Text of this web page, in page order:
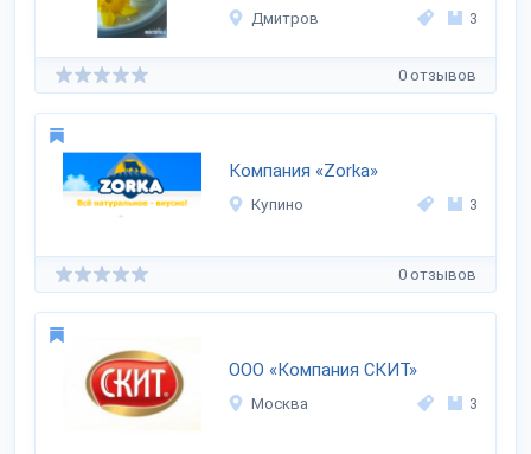
Дмитров 3
0 отзывов
Компания «Zorka»
Купино 3
0 отзывов
ООО «Компания СКИТ»
Москва 3